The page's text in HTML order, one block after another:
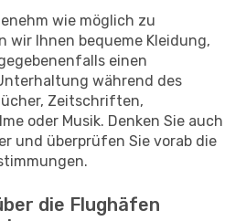
wie möglich zu
wir Ihnen bequeme Kleidung,
einen
während des
Zeitschriften,
oder Musik. Denken Sie auch
und überprüfen Sie vorab die
die Flughäfen